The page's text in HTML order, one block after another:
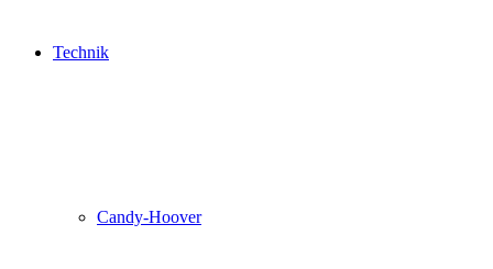
Technik
Candy-Hoover